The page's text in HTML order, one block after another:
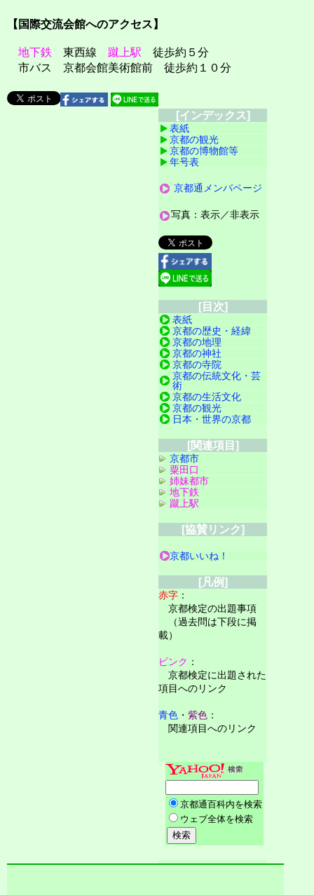
【国際交流会館へのアクセス】
地下鉄 東西線 蹴上駅 徒歩約５分
市バス 京都会館美術館前 徒歩約１０分
[インデックス]
表紙
京都の観光
京都の博物館等
年号表
京都通メンバページ
写真：表示／非表示
[目次]
表紙
京都の歴史・経緯
京都の地理
京都の神社
京都の寺院
京都の伝統文化・芸
術
京都の生活文化
京都の観光
日本・世界の京都
[関連項目]
京都市
粟田口
姉妹都市
地下鉄
蹴上駅
[協賛リンク]
京都いいね！
[凡例]
赤字 ：
京都検定の出題事項
（過去問は下段に掲
載）
ピンク ：
京都検定に出題された
項目へのリンク
青色 ・ 紫色 ：
関連項目へのリンク